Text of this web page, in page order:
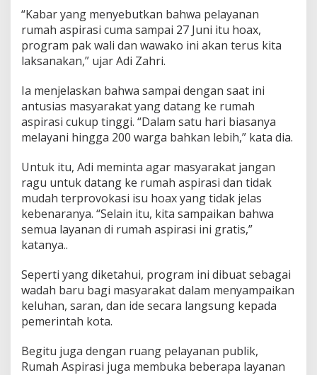
m
a
h
A
s
i
r
a
s
i
a
l
e
m
b
a
T
e
t
a
e
r
“Kabar yang menyebutkan bahwa pelayanan
rumah aspirasi cuma sampai 27 Juni itu hoax,
program pak wali dan wawako ini akan terus kita
laksanakan,” ujar Adi Zahri.
Ia menjelaskan bahwa sampai dengan saat ini
antusias masyarakat yang datang ke rumah
aspirasi cukup tinggi. “Dalam satu hari biasanya
melayani hingga 200 warga bahkan lebih,” kata dia.
Untuk itu, Adi meminta agar masyarakat jangan
ragu untuk datang ke rumah aspirasi dan tidak
mudah terprovokasi isu hoax yang tidak jelas
kebenaranya. “Selain itu, kita sampaikan bahwa
semua layanan di rumah aspirasi ini gratis,”
katanya..
Seperti yang diketahui, program ini dibuat sebagai
wadah baru bagi masyarakat dalam menyampaikan
keluhan, saran, dan ide secara langsung kepada
pemerintah kota.
Begitu juga dengan ruang pelayanan publik,
Rumah Aspirasi juga membuka beberapa layanan